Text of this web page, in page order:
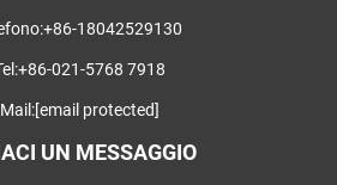
+86-18042529130
+86-021-5768 7918
Mail:[email protected]
UN MESSAGGIO